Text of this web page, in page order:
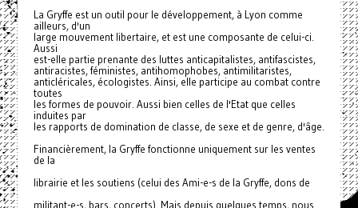
La Gryffe est un outil pour le développement, à Lyon comme
ailleurs, d'un
large mouvement libertaire, et est une composante de celui-ci.
Aussi
est-elle partie prenante des luttes anticapitalistes, antifascistes,
antiracistes, féministes, antihomophobes, antimilitaristes,
anticléricales, écologistes. Ainsi, elle participe au combat contre
toutes
les formes de pouvoir. Aussi bien celles de l'Etat que celles
induites par
les rapports de domination de classe, de sexe et de genre, d'âge.
Financièrement, la Gryffe fonctionne uniquement sur les ventes
de la
librairie et les soutiens (celui des Ami-e-s de la Gryffe, dons de
militant-e-s, bars, concerts). Mais depuis quelques temps, nous